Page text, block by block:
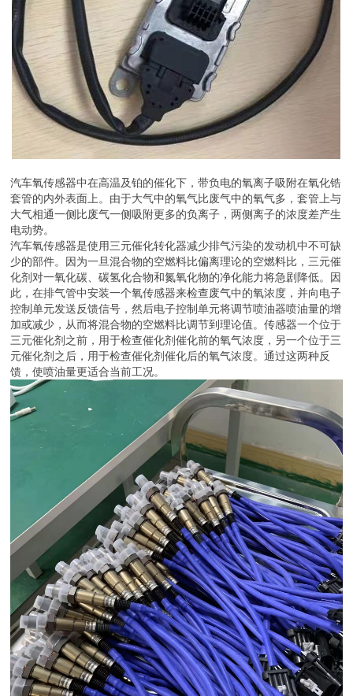
汽车氧传感器中在高温及铂的催化下，带负电的氧离子吸附在氧化锆
套管的内外表面上。由于大气中的氧气比废气中的氧气多，套管上与
大气相通一侧比废气一侧吸附更多的负离子，两侧离子的浓度差产生
电动势。
汽车氧传感器是使用三元催化转化器减少排气污染的发动机中不可缺
少的部件。因为一旦混合物的空燃料比偏离理论的空燃料比，三元催
化剂对一氧化碳、碳氢化合物和氮氧化物的净化能力将急剧降低。因
此，在排气管中安装一个氧传感器来检查废气中的氧浓度，并向电子
控制单元发送反馈信号，然后电子控制单元将调节喷油器喷油量的增
加或减少，从而将混合物的空燃料比调节到理论值。传感器一个位于
三元催化剂之前，用于检查催化剂催化前的氧气浓度，另一个位于三
元催化剂之后，用于检查催化剂催化后的氧气浓度。通过这两种反
馈，使喷油量更适合当前工况。